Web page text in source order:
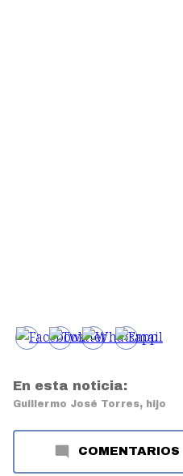
En esta noticia:
Guillermo José Torres, hijo
COMENTARIOS